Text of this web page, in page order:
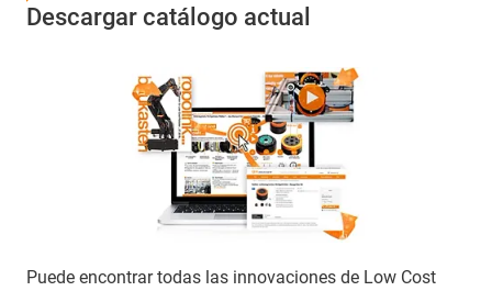
Descargar catálogo actual
Puede encontrar todas las innovaciones de Low Cost